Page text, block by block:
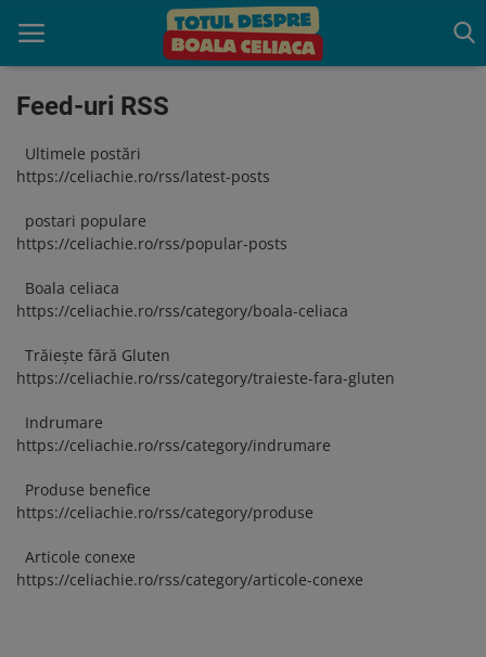
Acasă
Consultație
Programează o Consultatie
gratuită
Trăiește fără Gluten
Indrumare
Feed-uri RSS
Ultimele postări
https://celiachie.ro/rss/latest-posts
postari populare
https://celiachie.ro/rss/popular-posts
Boala celiaca
https://celiachie.ro/rss/category/boala-celiaca
Trăiește fără Gluten
https://celiachie.ro/rss/category/traieste-fara-gluten
Indrumare
https://celiachie.ro/rss/category/indrumare
Produse benefice
https://celiachie.ro/rss/category/produse
Articole conexe
https://celiachie.ro/rss/category/articole-conexe